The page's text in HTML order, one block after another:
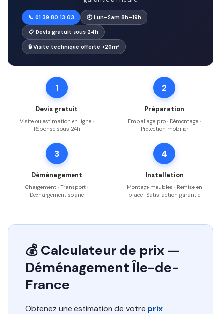
📞 01 39 80 13 03 🕗 Lun–Sam 8h–19h
📋 Devis gratuit sous 24h
🔒 Visite technique offerte >20m³
1
Devis gratuit
Visite ou estimation en ligne ·
Réponse sous 24h
2
Préparation
Emballage pro · Démontage ·
Protection mobilier
3
Déménagement
Chargement · Transport ·
Déchargement soigné
4
Installation
Montage meubles · Remise en
place · Satisfaction garantie
💰 Calculateur de prix —
Déménagement Île-de-
France
Obtenez une estimation de votre prix